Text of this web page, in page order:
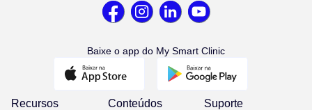
Baixe o app do My Smart Clinic
Recursos Conteúdos Suporte